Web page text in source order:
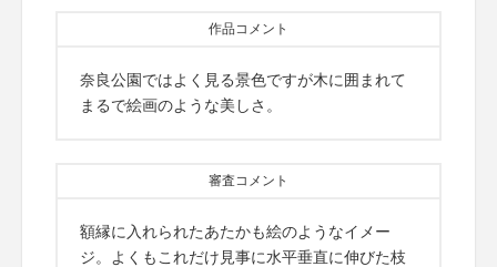
作品コメント
奈良公園ではよく見る景色ですが木に囲まれて
まるで絵画のような美しさ。
審査コメント
額縁に入れられたあたかも絵のようなイメー
ジ。よくもこれだけ見事に水平垂直に伸びた枝